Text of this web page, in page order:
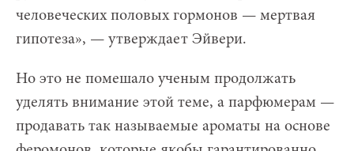
человеческих половых гормонов — мертвая
гипотеза», — утверждает Эйвери.
Но это не помешало ученым продолжать
уделять внимание этой теме, а парфюмерам —
продавать так называемые ароматы на основе